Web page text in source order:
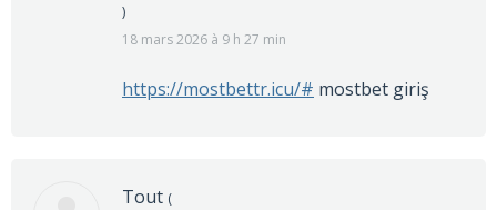
)
18 mars 2026 à 9 h 27 min
https://mostbettr.icu/# mostbet giriş
Tout (